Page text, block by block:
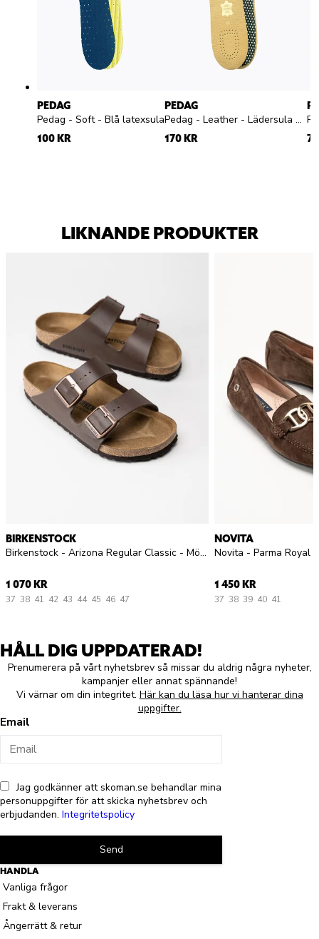
PEDAG
Pedag - Soft - Blå latexsula
100 KR
PEDAG
Pedag - Leather - Lädersula med aktivt kol
170 KR
LIKNANDE PRODUKTER
BIRKENSTOCK
Birkenstock - Arizona Regular Classic - Mörkbruna slip in sandaler
1 070 KR
37 38 41 42 43 44 45 46 47
NOVITA
1 450 KR
37 38 39 40 41
HÅLL DIG UPPDATERAD!
Prenumerera på vårt nyhetsbrev så missar du aldrig några nyheter,
kampanjer eller annat spännande!
Vi värnar om din integritet. Här kan du läsa hur vi hanterar dina
uppgifter.
Email
Jag godkänner att skoman.se behandlar mina
personuppgifter för att skicka nyhetsbrev och
erbjudanden. Integritetspolicy
Send
HANDLA
Vanliga frågor
Frakt & leverans
Ångerrätt & retur